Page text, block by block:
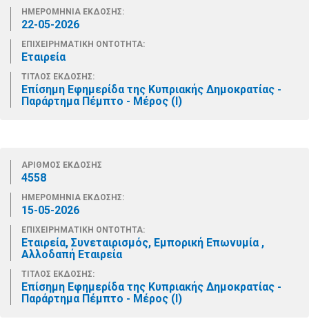
ΗΜΕΡΟΜΗΝΙΑ ΕΚΔΟΣΗΣ:
22-05-2026
ΕΠΙΧΕΙΡΗΜΑΤΙΚΗ ΟΝΤΟΤΗΤΑ:
Εταιρεία
ΤΙΤΛΟΣ ΕΚΔΟΣΗΣ:
Επίσημη Εφημερίδα της Κυπριακής Δημοκρατίας -
Παράρτημα Πέμπτο - Μέρος (Ι)
ΑΡΙΘΜΟΣ ΕΚΔΟΣΗΣ
4558
ΗΜΕΡΟΜΗΝΙΑ ΕΚΔΟΣΗΣ:
15-05-2026
ΕΠΙΧΕΙΡΗΜΑΤΙΚΗ ΟΝΤΟΤΗΤΑ:
Εταιρεία, Συνεταιρισμός, Εμπορική Επωνυμία ,
Αλλοδαπή Εταιρεία
ΤΙΤΛΟΣ ΕΚΔΟΣΗΣ:
Επίσημη Εφημερίδα της Κυπριακής Δημοκρατίας -
Παράρτημα Πέμπτο - Μέρος (Ι)